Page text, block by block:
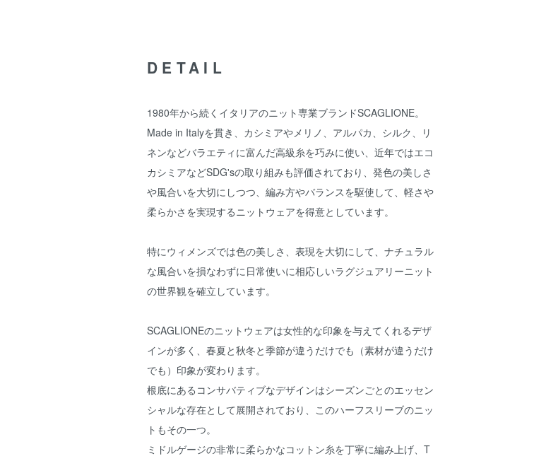
DETAIL
1980年から続くイタリアのニット専業ブランドSCAGLIONE。
Made in Italyを貫き、カシミアやメリノ、アルパカ、シルク、リ
ネンなどバラエティに富んだ高級糸を巧みに使い、近年ではエコ
カシミアなどSDG'sの取り組みも評価されており、発色の美しさ
や風合いを大切にしつつ、編み方やバランスを駆使して、軽さや
柔らかさを実現するニットウェアを得意としています。
特にウィメンズでは色の美しさ、表現を大切にして、ナチュラル
な風合いを損なわずに日常使いに相応しいラグジュアリーニット
の世界観を確立しています。
SCAGLIONEのニットウェアは女性的な印象を与えてくれるデザ
インが多く、春夏と秋冬と季節が違うだけでも（素材が違うだけ
でも）印象が変わります。
根底にあるコンサバティブなデザインはシーズンごとのエッセン
シャルな存在として展開されており、このハーフスリーブのニッ
トもその一つ。
ミドルゲージの非常に柔らかなコットン糸を丁寧に編み上げ、T